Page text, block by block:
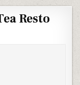
Resto